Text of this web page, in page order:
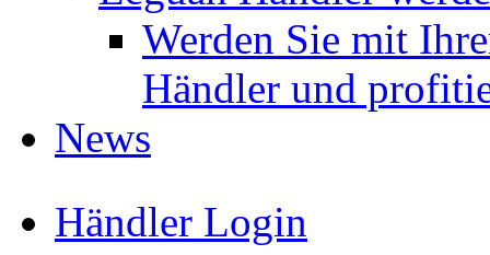
Werden Sie mit
Händler und
News
Händler Login